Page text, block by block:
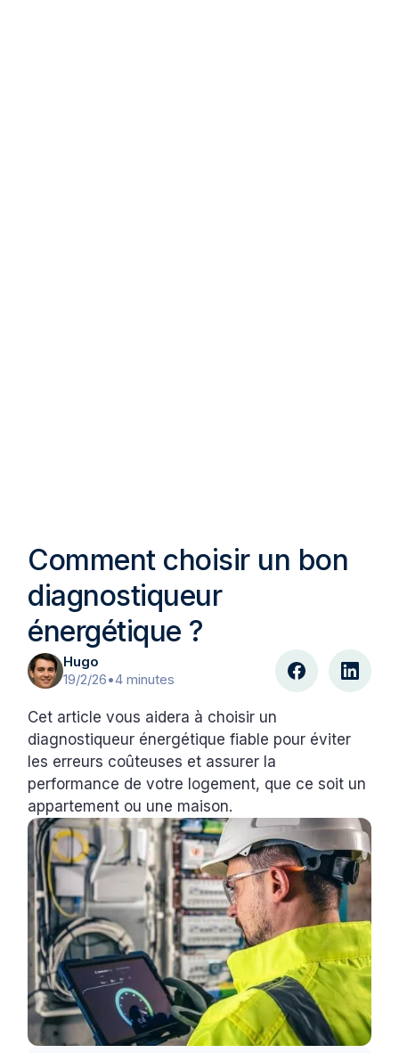
Comment choisir un bon
diagnostiqueur
énergétique ?
Hugo
19/2/26•4 minutes
Cet article vous aidera à choisir un
diagnostiqueur énergétique fiable pour éviter
les erreurs coûteuses et assurer la
performance de votre logement, que ce soit un
appartement ou une maison.